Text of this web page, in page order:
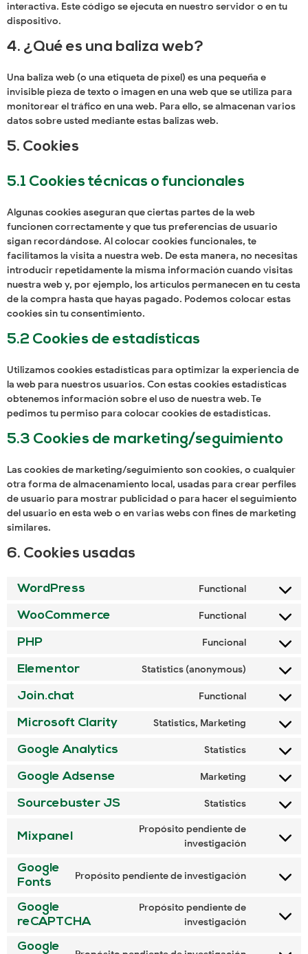
interactiva. Este código se ejecuta en nuestro servidor o en tu
dispositivo.
4. ¿Qué es una baliza web?
Una baliza web (o una etiqueta de píxel) es una pequeña e
invisible pieza de texto o imagen en una web que se utiliza para
monitorear el tráfico en una web. Para ello, se almacenan varios
datos sobre usted mediante estas balizas web.
5. Cookies
5.1 Cookies técnicas o funcionales
Algunas cookies aseguran que ciertas partes de la web
funcionen correctamente y que tus preferencias de usuario
sigan recordándose. Al colocar cookies funcionales, te
facilitamos la visita a nuestra web. De esta manera, no necesitas
introducir repetidamente la misma información cuando visitas
nuestra web y, por ejemplo, los artículos permanecen en tu cesta
de la compra hasta que hayas pagado. Podemos colocar estas
cookies sin tu consentimiento.
5.2 Cookies de estadísticas
Utilizamos cookies estadísticas para optimizar la experiencia de
la web para nuestros usuarios. Con estas cookies estadísticas
obtenemos información sobre el uso de nuestra web. Te
pedimos tu permiso para colocar cookies de estadísticas.
5.3 Cookies de marketing/seguimiento
Las cookies de marketing/seguimiento son cookies, o cualquier
otra forma de almacenamiento local, usadas para crear perfiles
de usuario para mostrar publicidad o para hacer el seguimiento
del usuario en esta web o en varias webs con fines de marketing
similares.
6. Cookies usadas
WordPress Functional
WooCommerce Functional
PHP Funcional
Elementor Statistics (anonymous)
Join.chat Functional
Microsoft Clarity Statistics, Marketing
Google Analytics Statistics
Google Adsense Marketing
Sourcebuster JS Statistics
Mixpanel
Propósito pendiente de
investigación
Google
Fonts
Propósito pendiente de investigación
Google
reCAPTCHA
Propósito pendiente de
investigación
Google